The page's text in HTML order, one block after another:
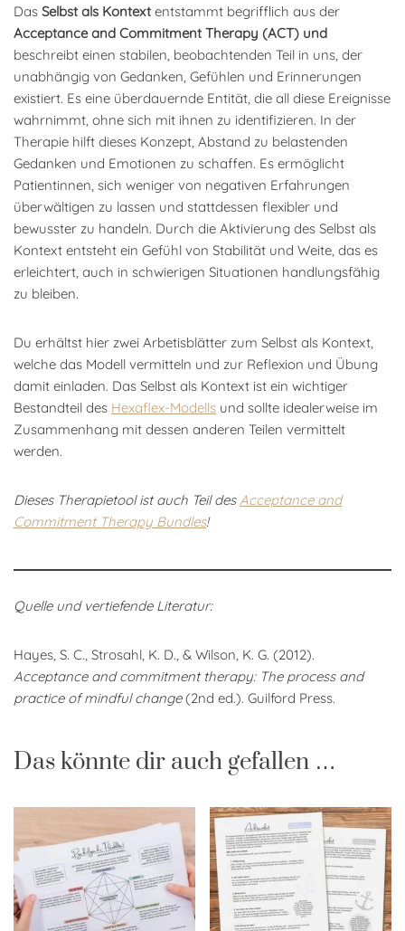
Das Selbst als Kontextentstammt begrifflich aus der
Acceptance and Commitment Therapy (ACT) und
beschreibt einen stabilen, beobachtenden Teil in uns, der
unabhängig von Gedanken, Gefühlen und Erinnerungen
existiert. Es eine überdauernde Entität, die all diese Ereignisse
wahrnimmt, ohne sich mit ihnen zu identifizieren. In der
Therapie hilft dieses Konzept, Abstand zu belastenden
Gedanken und Emotionen zu schaffen. Es ermöglicht
Patientinnen, sich weniger von negativen Erfahrungen
überwältigen zu lassen und stattdessen flexibler und
bewusster zu handeln. Durch die Aktivierung des Selbst als
Kontext entsteht ein Gefühl von Stabilität und Weite, das es
erleichtert, auch in schwierigen Situationen handlungsfähig
zu bleiben.
Du erhältst hier zwei Arbetisblätter zum Selbst als Kontext,
welche das Modell vermitteln und zur Reflexion und Übung
damit einladen. Das Selbst als Kontext ist ein wichtiger
Bestandteil des Hexaflex-Modells und sollte idealerweise im
Zusammenhang mit dessen anderen Teilen vermittelt
werden.
Dieses Therapietool ist auch Teil desAcceptance and
Commitment Therapy Bundles!
Quelle und vertiefende Literatur:
Hayes, S. C., Strosahl, K. D., & Wilson, K. G. (2012).
Acceptance and commitment therapy: The process and
practice of mindful change(2nd ed.). Guilford Press.
Das könnte dir auch gefallen …